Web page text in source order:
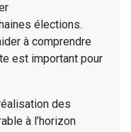
élections.
à comprendre
est important pour
des
à l’horizon